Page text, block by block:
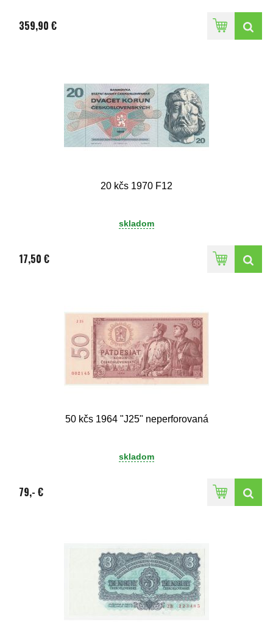
359,90 €
20 kčs 1970 F12
skladom
17,50 €
50 kčs 1964 "J25" neperforovaná
skladom
79,- €